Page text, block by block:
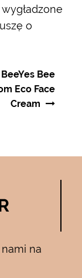
o
Bee
Eco Face
Cream
na